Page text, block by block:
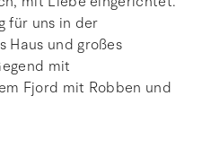
für uns in der
Haus und großes
mit
Fjord mit Robben und